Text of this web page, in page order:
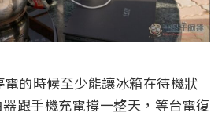
的時候至少能讓冰箱在待機狀
跟手機充電撐一整天，等台電復